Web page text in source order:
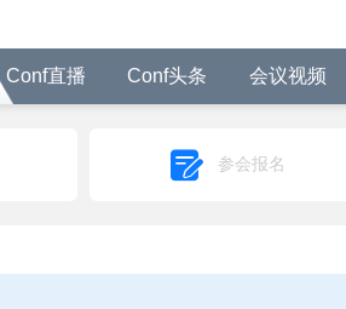
Conf直播 Conf头条 会议视频
参会报名